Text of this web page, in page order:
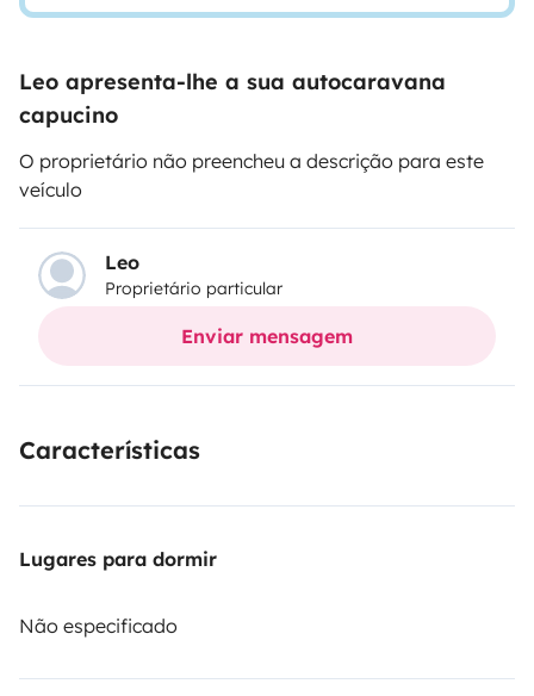
Leo apresenta-lhe a sua autocaravana
capucino
O proprietário não preencheu a descrição para este
veículo
Leo
Proprietário particular
Enviar mensagem
Características
Lugares para dormir
Não especificado